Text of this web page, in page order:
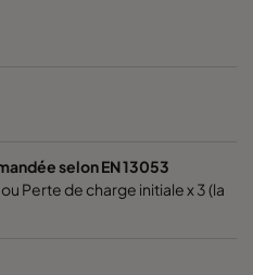
selon EN 13053
Perte de charge initiale x 3 (la